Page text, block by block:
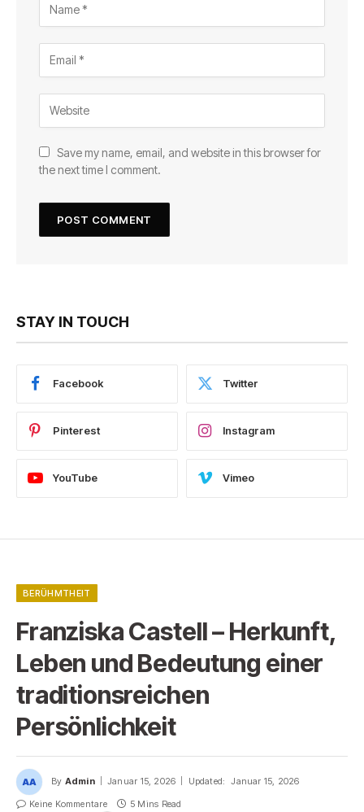
Save my name, email, and website in this browser for
the next time I comment.
STAY IN TOUCH
Facebook Twitter
Pinterest Instagram
YouTube Vimeo
BERÜHMTHEIT
Franziska Castell – Herkunft,
Leben und Bedeutung einer
traditionsreichen
Persönlichkeit
By Admin Januar 15, 2026 Updated: Januar 15, 2026
Keine Kommentare
5 Mins Read